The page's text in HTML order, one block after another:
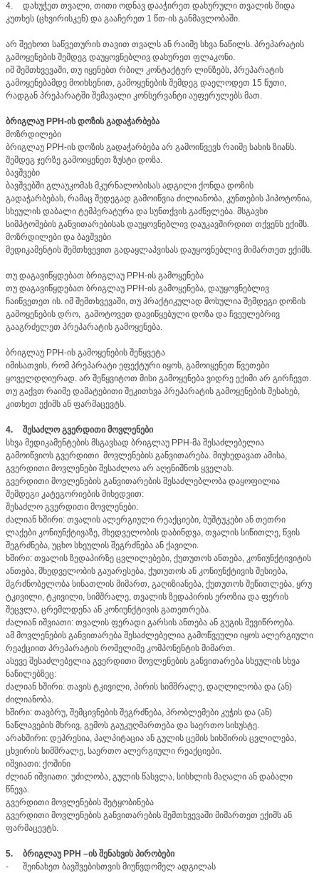
4.
დახუჭეთ თვალი, თითი ოდნავ დააჭირეთ დახურული თვალის შიდა
კუთხეს (ცხვირისკენ) და გააჩერეთ 1 წთ-ის განმავლობაში.
არ შეეხოთ საწვეთურის თავით თვალს ან რაიმე სხვა ნაწილს. პრეპარატის
გამოყენების შემდეგ დაუყოვნებლივ დახურეთ ფლაკონი.
იმ შემთხვევაში, თუ იყენებთ რბილ კონტაქტურ ლინზებს, პრეპარატის
გამოყენებამდე მოიხსენით, გამოყენების შემდეგ დაელოდეთ 15 წუთი,
რადგან პრეპარატში შემავალი კონსერვანტი აუფერულებს მათ.
ბრიგლაუ PPH-ის დოზის გადაჭარბება
მოზრდილები
ბრიგლაუ PPH-ის დოზის გადაჭარბება არ გამოიწვევს რაიმე სახის ზიანს.
შემდეგ ჯერზე გამოიყენეთ ზუსტი დოზა.
ბავშვები
ბავშვებში გლაუკომას მკურნალობისას ადგილი ქონდა დოზის
გადაჭარბებას, რამაც შედეგად გამოიწვია ძილიანობა, კუნთების ჰიპოტონია,
სხეულის დაბალი ტემპერატურა და სუნთქვის გაძნელება. მსგავსი
სიმპტომების განვითარებისას დაუყოვნებლივ დაუკავშირდით თქვენს ექიმს.
მოზრდილები და ბავშვები
მედიკამენტის შემთხვევით გადაყლაპვისას დაუყოვნებლივ მიმართეთ ექიმს.
თუ დაგავიწყდებათ ბრიგლაუ PPH-ის გამოყენება
თუ დაგავიწყდებათ ბრიგლაუ PPH-ის გამოყენება, დაუყოვნებლივ
ჩაიწვეთეთ ის. იმ შემთხვევაში, თუ პრაქტიკულად მოსულია შემდეგი დოზის
გამოყენების დრო, გამოტოვეთ დავიწყებული დოზა და ჩვეულებრივ
გააგრძელეთ პრეპარატის გამოყენება.
ბრიგლაუ PPH-ის გამოყენების შეწყვეტა
იმისათვის, რომ პრეპარატი ეფექტური იყოს, გამოიყენეთ წვეთები
ყოველდღიურად. არ შეწყვიტოთ მისი გამოყენება ვიდრე ექიმი არ გირჩევთ.
თუ გაქვთ რაიმე დამატებითი შეკითხვა პრეპარატის გამოყენების შესახებ,
კითხეთ ექიმს ან ფარმაცევტს.
4.
შესაძლო გვერდითი მოვლენები
სხვა მედიკამენტების მსგავსად ბრიგლაუ PPH-მა შესაძლებელია
გამოიწვიოს გვერდითი მოვლენების განვითარება. მიუხედავათ ამისა,
გვერდითი მოვლენები შესაძლოა არ აღენიშნოს ყველას.
გვერდითი მოვლენების განვითარების შესაძლებლობა დაყოფილია
შემდეგი კატეგორიების მიხედვით:
შესაძლო გვერდითი მოვლენები:
ძალიან ხშირი: თვალის ალერგიული რეაქციები, ბუშტუკები ან თეთრი
ლაქები კონიუნქტივაზე, მხედველობის დაბინდვა, თვალის სიწითლე, წვის
შეგრძნება, უცხო სხეულის შეგრძნება ან ქავილი.
ხშირი: თვალის ზედაპირზე ცვლილებები, ქუთუთოს ანთება, კონიუნქტივიტის
ანთება, მხედველობის გაუარესება, ქუთუთოს ან კონიუნქტივის შესიება,
მგრძნობელობა სინათლის მიმართ, გაღიზიანება, ქუთუთოს შეწითლება, ყრუ
ტკივილი, ტკივილი, სიმშრალე, თვალის ზედაპირის ეროზია და ფერის
შეცვლა, ცრემლდენა ან კონიუნქტივის გათეთრება.
ძალიან იშვიათი: თვალის ფერადი გარსის ანთება ან გუგის შევიწროება.
ამ მოვლენების განვითარება შესაძლებელია გამოწვეული იყოს ალერგიული
რეაქციით პრეპარატის რომელიმე კომპონენტის მიმართ.
ასევე შესაძლებელია გვერდითი მოვლენების განვითარება სხეულის სხვა
ნაწილებზეც:
ძალიან ხშირი: თავის ტკივილი, პირის სიმშრალე, დაღლილობა და (ან)
ძილიანობა.
ხშირი: თავბრუ, შემცივნების შეგრძნება, პრობლემები კუჭის და (ან)
ნაწლავების მხრივ, გემოს გაუკუღმართება და საერთო სისუსტე.
არახშირი: დეპრესია, პალპიტაცია ან გულის ცემის სიხშირის ცვლილება,
ცხვირის სიმშრალე, საერთო ალერგიული რეაქციები.
იშვიათი: ქოშინი
ძლიან იშვიათი: უძილობა, გულის წასვლა, სისხლის მაღალი ან დაბალი
წნევა.
გვერდითი მოვლენების შეტყობინება
გვერდითი მოვლენების განვითარების შემთხვევაში მიმართეთ ექიმს ან
ფარმაცევტს.
5.
ბრიგლაუ PPH –ის შენახვის პირობები
-
შეინახეთ ბავშვებისთვის მიუწვდომელ ადგილას